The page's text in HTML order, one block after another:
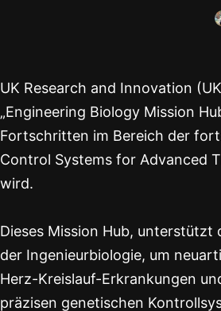
UK Research and Innovation
„Engineering Biology Mission
Fortschritten im Bereich der
Control Systems for Advanced
wird.
Dieses Mission Hub,
der Ingenieurbiologie, um
Herz-Kreislauf-Erkrankungen
präzisen genetischen